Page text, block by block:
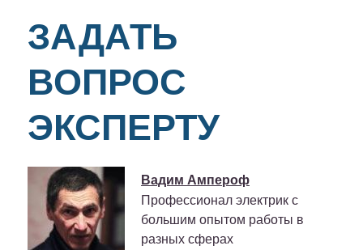
ЗАДАТЬ
ВОПРОС
ЭКСПЕРТУ
Вадим Ампероф
Профессионал электрик с
большим опытом работы в
разных сферах